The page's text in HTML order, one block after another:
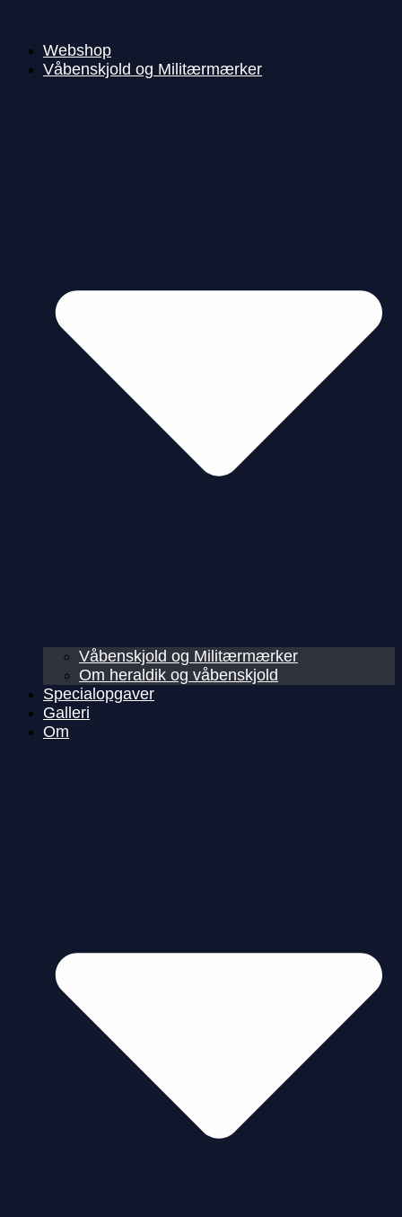
indholdWebshop
Våbenskjold og Militærmærker
Våbenskjold og Militærmærker
Om heraldik og våbenskjold
Specialopgaver
Galleri
Om